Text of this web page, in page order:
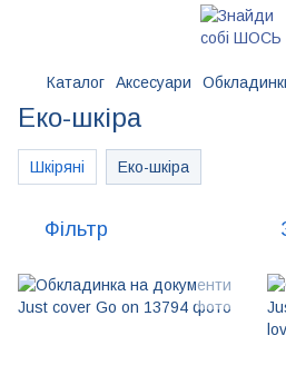
Каталог Аксесуари
Еко-шкіра
Шкіряні Еко-шкіра
Фільтр